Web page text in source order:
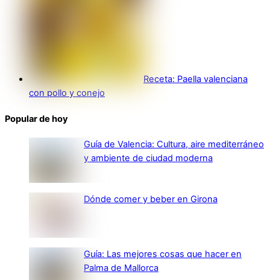
Receta: Paella valenciana
con pollo y conejo
Popular de hoy
Guía de Valencia: Cultura, aire mediterráneo
y ambiente de ciudad moderna
Dónde comer y beber en Girona
Guía: Las mejores cosas que hacer en
Palma de Mallorca